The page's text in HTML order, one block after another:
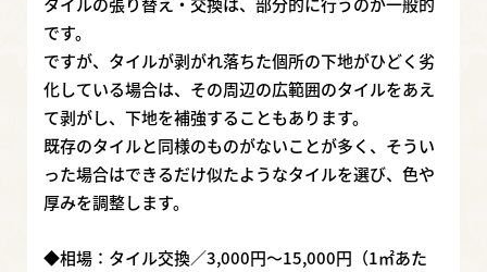
です。
ですが、タイルが剥がれ落ちた個所の下地がひどく劣
化している場合は、その周辺の広範囲のタイルをあえ
て剥がし、下地を補強することもあります。
既存のタイルと同様のものがないことが多く、そうい
った場合はできるだけ似たようなタイルを選び、色や
厚みを調整します。
◆相場：タイル交換／3,000円～15,000円（1㎡あた